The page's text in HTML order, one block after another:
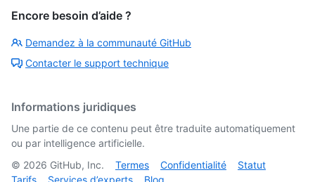
Encore besoin d’aide ?
Demandez à la communauté GitHub
Contacter le support technique
Informations juridiques
Une partie de ce contenu peut être traduite automatiquement
ou par intelligence artificielle.
© 2026 GitHub, Inc. Termes Confidentialité
Statut